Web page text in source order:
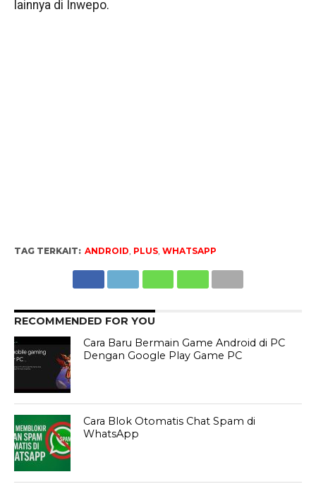
lainnya di Inwepo.
TAG TERKAIT: ANDROID, PLUS, WHATSAPP
RECOMMENDED FOR YOU
Cara Baru Bermain Game Android di PC
Dengan Google Play Game PC
Cara Blok Otomatis Chat Spam di
WhatsApp